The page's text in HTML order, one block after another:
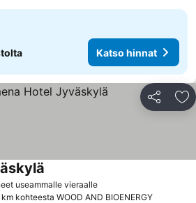
Katso hinnat
Jaa
useammalle vieraalle
kohteesta WOOD AND BIOENERGY